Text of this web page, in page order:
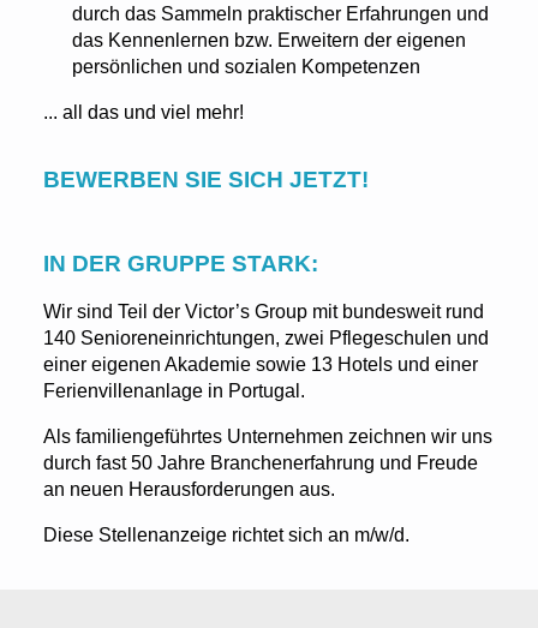
durch das Sammeln praktischer Erfahrungen und
das Kennenlernen bzw. Erweitern der eigenen
persönlichen und sozialen Kompetenzen
... all das und viel mehr!
BEWERBEN SIE SICH JETZT!
IN DER GRUPPE STARK:
Wir sind Teil der Victor’s Group mit bundesweit rund
140 Senioreneinrichtungen, zwei Pflegeschulen und
einer eigenen Akademie sowie 13 Hotels und einer
Ferienvillenanlage in Portugal.
Als familiengeführtes Unternehmen zeichnen wir uns
durch fast 50 Jahre Branchenerfahrung und Freude
an neuen Herausforderungen aus.
Diese Stellenanzeige richtet sich an m/w/d.